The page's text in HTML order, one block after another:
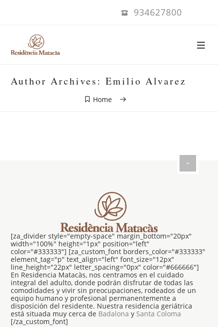
934627800
Author Archives:Emilio Alvarez
Home
[za_divider style="empty-space" margin_bottom="20px"
width="100%" height="1px" position="left"
color="#333333"] [za_custom_font borders_color="#333333"
element_tag="p" text_align="left" font_size="12px"
line_height="22px" letter_spacing="0px" color="#666666"]
En Residencia Matacàs, nos centramos en el cuidado
integral del adulto, donde podrán disfrutar de todas las
comodidades y vivir sin preocupaciones, rodeados de un
equipo humano y profesional permanentemente a
disposición del residente. Nuestra residencia geriátrica
está situada muy cerca de Badalona y Santa Coloma
[/za_custom_font]